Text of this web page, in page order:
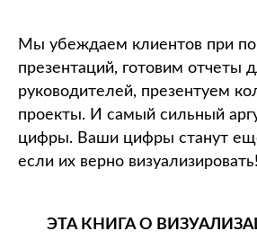
Мы убеждаем клиентов при
презентаций, готовим отчеты
руководителей, презентуем
проекты. И самый сильный
цифры. Ваши цифры станут
если их верно визуализировать!
ЭТА КНИГА О